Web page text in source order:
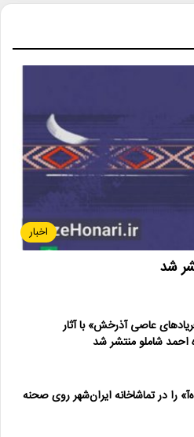
اخبار
شد
عاصی آذرخش» با آثار
احمد شاملو منتشر شد
را در تماشاخانه ایران‌شهر روی صحنه